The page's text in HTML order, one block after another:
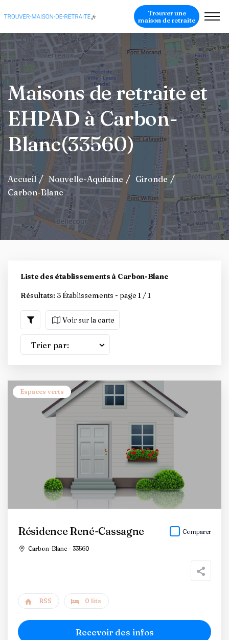
Trouver une
maison de retraite
Maisons de retraite et
EHPAD à Carbon-
Blanc(33560)
Accueil Nouvelle-Aquitaine
Gironde
Carbon-Blanc
Liste des établissements à Carbon-Blanc
Résultats: 3 Établissements - page 1 / 1
Voir sur la carte
Trier par:
Espaces verts
Résidence René-Cassagne
Carbon-Blanc - 33560
Comparer
RSS 0 lits
Recevoir des infos